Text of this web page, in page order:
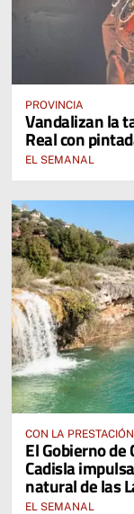
PROVINCIA
Vandalizan la
Real con
EL SEMANAL
CON LA
El Gobierno
Cadisla
natural de las
EL SEMANAL